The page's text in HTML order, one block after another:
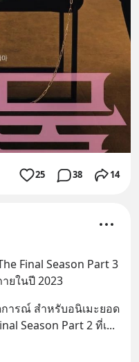
25 38 14
Final Season Part 3
ยในปี 2023
ารณ์ สำหรับอนิเมะยอด
Season Part 2 ที่เ...